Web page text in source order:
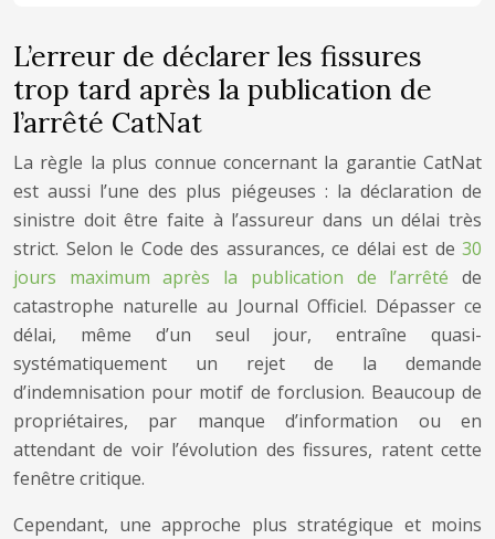
L’erreur de déclarer les fissures
trop tard après la publication de
l’arrêté CatNat
La règle la plus connue concernant la garantie CatNat
est aussi l’une des plus piégeuses : la déclaration de
sinistre doit être faite à l’assureur dans un délai très
strict. Selon le Code des assurances, ce délai est de 30
jours maximum après la publication de l’arrêté de
catastrophe naturelle au Journal Officiel. Dépasser ce
délai, même d’un seul jour, entraîne quasi-
systématiquement un rejet de la demande
d’indemnisation pour motif de forclusion. Beaucoup de
propriétaires, par manque d’information ou en
attendant de voir l’évolution des fissures, ratent cette
fenêtre critique.
Cependant, une approche plus stratégique et moins